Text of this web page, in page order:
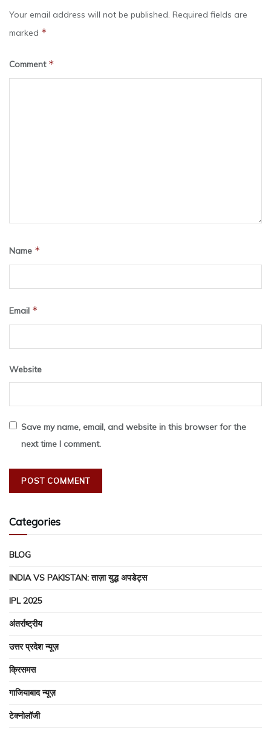
Your email address will not be published. Required fields are
marked *
Comment *
Name *
Email *
Website
Save my name, email, and website in this browser for the
next time I comment.
Categories
BLOG
INDIA VS PAKISTAN: ताज़ा युद्ध अपडेट्स
IPL 2025
अंतर्राष्ट्रीय
उत्तर प्रदेश न्यूज़
क्रिसमस
गाजियाबाद न्यूज़
टेक्नोलॉजी